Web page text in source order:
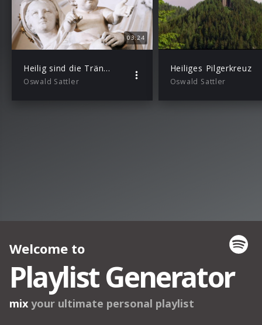
03:24
Heilig sind die Tränen
Oswald Sattler
Heiliges Pilgerkreuz
Oswald Sattler